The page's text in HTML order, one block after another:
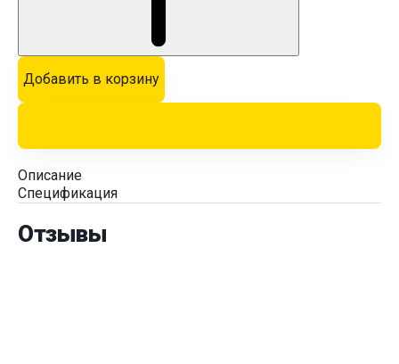
Добавить в корзину
Описание
Спецификация
Отзывы